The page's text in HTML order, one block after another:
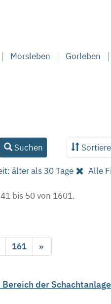
Morsleben Gorleben
Suchen
älter als 30 Tage Alle
bis 50 von 1601.
161 »
der